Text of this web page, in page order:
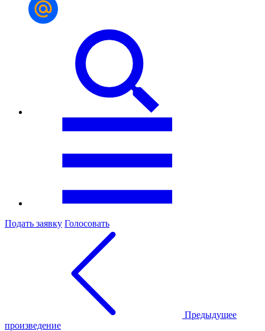
Подать заявку Голосовать
Предыдущее
произведение